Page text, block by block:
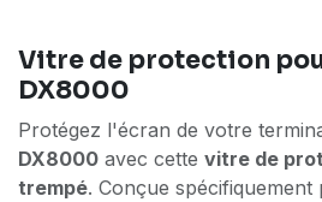
Vitre de protection
DX8000
Protégez l'écran de votre
DX8000 avec cette vitre de
trempé. Conçue